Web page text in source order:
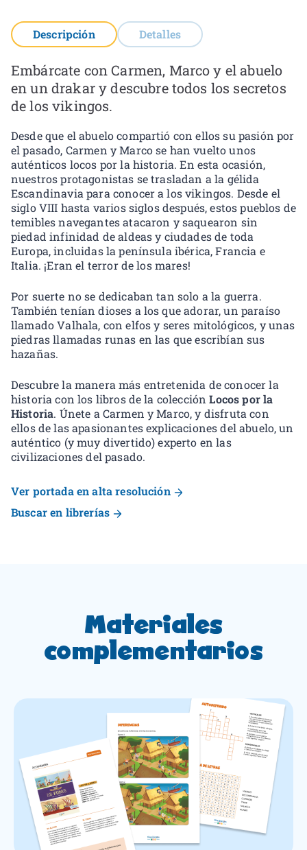
Descripción Detalles
Embárcate con Carmen, Marco y el abuelo
en un drakar y descubre todos los secretos
de los vikingos.
Desde que el abuelo compartió con ellos su pasión por
el pasado, Carmen y Marco se han vuelto unos
auténticos locos por la historia. En esta ocasión,
nuestros protagonistas se trasladan a la gélida
Escandinavia para conocer a los vikingos. Desde el
siglo VIII hasta varios siglos después, estos pueblos de
temibles navegantes atacaron y saquearon sin
piedad infinidad de aldeas y ciudades de toda
Europa, incluidas la península ibérica, Francia e
Italia. ¡Eran el terror de los mares!
Por suerte no se dedicaban tan solo a la guerra.
También tenían dioses a los que adorar, un paraíso
llamado Valhala, con elfos y seres mitológicos, y unas
piedras llamadas runas en las que escribían sus
hazañas.
Descubre la manera más entretenida de conocer la
historia con los libros de la colección Locos por la
Historia. Únete a Carmen y Marco, y disfruta con
ellos de las apasionantes explicaciones del abuelo, un
auténtico (y muy divertido) experto en las
civilizaciones del pasado.
Ver portada en alta resolución
Buscar en librerías
Materiales
complementarios